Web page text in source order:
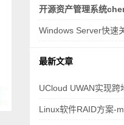
开源资产管理系统
Windows Server快速
最新文章
UCloud UWAN实现跨
Linux软件RAID方案-